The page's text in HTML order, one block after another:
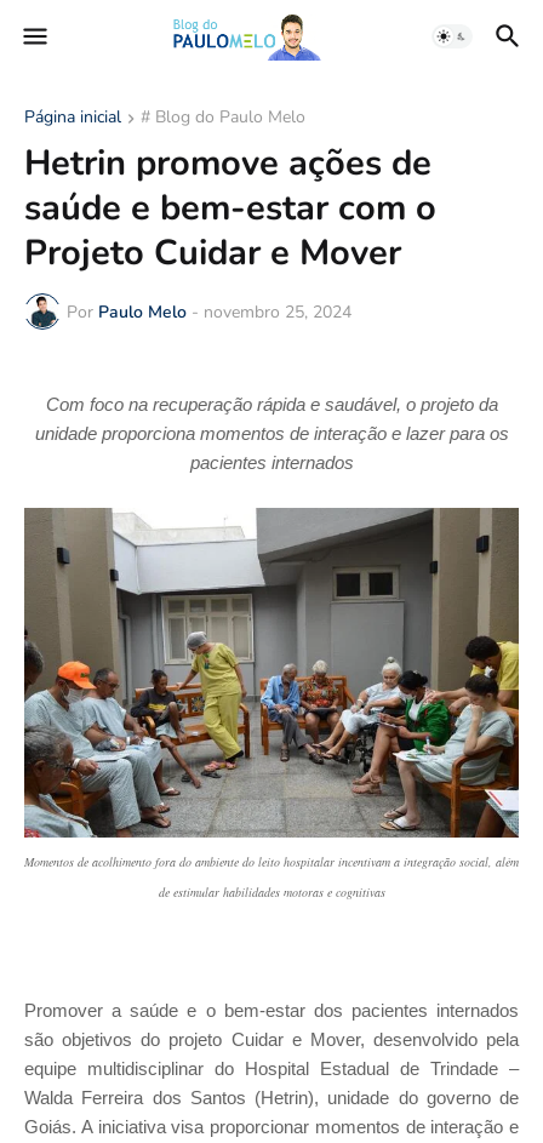
Página inicial # Blog do Paulo Melo
Hetrin promove ações de
saúde e bem-estar com o
Projeto Cuidar e Mover
Por Paulo Melo - novembro 25, 2024
Com foco na recuperação rápida e saudável, o projeto da
unidadeproporciona momentos de interação e lazer para os
pacientes internados
Momentos de acolhimento fora do ambiente do leito hospitalar incentivam a integração social, além
de estimular habilidades motoras e cognitivas
Promover a saúde e o bem-estar dos pacientes internados
são objetivos do projeto Cuidar e Mover, desenvolvido pela
equipe multidisciplinar do Hospital Estadual de Trindade –
Walda Ferreira dos Santos (Hetrin), unidade do governo de
Goiás. A iniciativa visa proporcionar momentos de interação e